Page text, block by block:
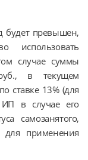
будет превышен,
использовать
случае суммы
в текущем
ставке 13% (для
в случае его
самозанятого,
для применения